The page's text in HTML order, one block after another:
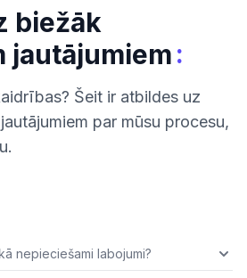
biežāk
jautājumiem:
Šeit ir atbildes uz
par mūsu procesu,
nepieciešami labojumi?